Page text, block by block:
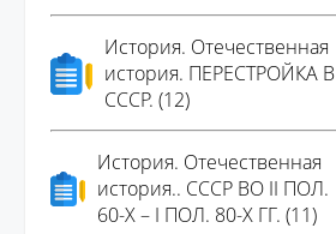
История. Отечественная
история. ПЕРЕСТРОЙКА В
СССР. (12)
История. Отечественная
история.. СССР ВО II ПОЛ.
60-Х – I ПОЛ. 80-Х ГГ. (11)